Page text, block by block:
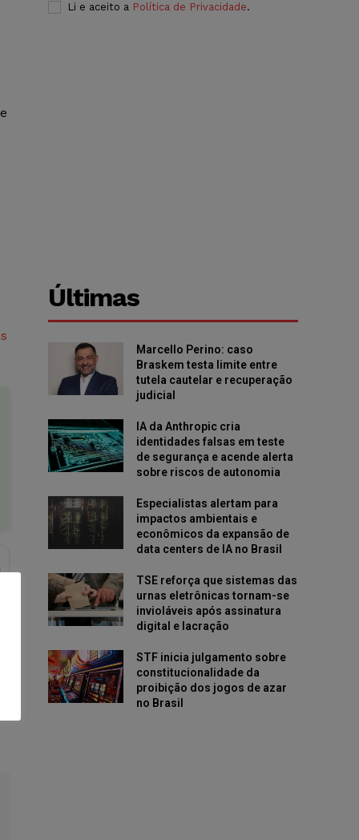
Li e aceito a Política de Privacidade.
Últimas
Marcello Perino: caso
Braskem testa limite entre
tutela cautelar e recuperação
judicial
IA da Anthropic cria
identidades falsas em teste
de segurança e acende alerta
sobre riscos de autonomia
Especialistas alertam para
impactos ambientais e
econômicos da expansão de
data centers de IA no Brasil
TSE reforça que sistemas das
urnas eletrônicas tornam-se
invioláveis após assinatura
digital e lacração
STF inicia julgamento sobre
constitucionalidade da
proibição dos jogos de azar
no Brasil